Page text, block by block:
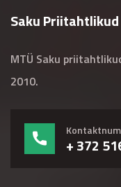
Saku
MTÜ Saku
2010.
+ 372